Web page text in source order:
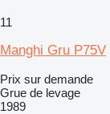
11
Manghi Gru P75V
Prix sur demande
Grue de levage
1989